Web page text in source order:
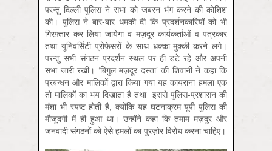
परन्तु दिल्ली पुलिस ने सभा को जबरन भंग करने की कोशिश
की। पुलिस ने बार-बार धमकी दी कि प्रदर्शनकारियों को भी
गिरफ़्तार कर लिया जायेगा व मज़दूर कार्यकर्ताओं व पत्रकार
तथा यूनिवर्सिटी प्रोफ़ेसरों के साथ धक्का-मुक्की करने लगे।
परन्तु सभी संगठन प्रदर्शन स्थल पर ही डटे रहे और अपनी
सभा जारी रखी। ‘बिगुल मज़दूर दस्ता’ की शिवानी ने कहा कि
प्रबन्धन और मालिकों द्वारा किया गया यह कायराना हमला एक
तो मालिकों का भय दिखाता है तथा इससे पुलिस-प्रशासन की
मंशा भी स्पष्ट होती है, क्योंकि यह घटनाक्रम यूपी पुलिस की
मौजूदगी में ही हुआ था। उन्होंने कहा कि तमाम मज़दूर और
जनवादी संगठनों को ऐसे हमलों का पुरज़ोर विरोध करना चाहिए।